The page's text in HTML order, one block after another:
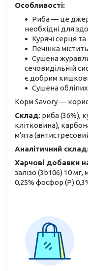
Особливості:
Риба — це
необхідні для
Курячі серця
Печінка
Сушена
сечовидільній
є добрим
Сушена
Корм Savory —
Склад: риба (36%),
клітковина),
м'ята
Аналітичний
Харчові добавки
залізо (3b106) 10
0,25% фосфор (P)